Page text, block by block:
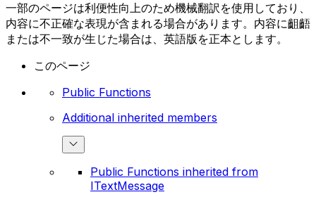
一部のページは利便性向上のため機械翻訳を使用しており、
内容に不正確な表現が含まれる場合があります。内容に齟齬
または不一致が生じた場合は、英語版を正本とします。
このページ
Public Functions
Additional inherited members
Public Functions inherited from
ITextMessage